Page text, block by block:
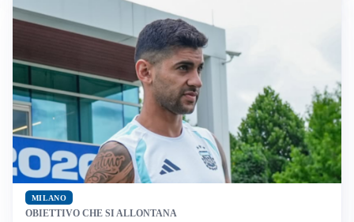
MILANO
OBIETTIVO CHE SI ALLONTANA